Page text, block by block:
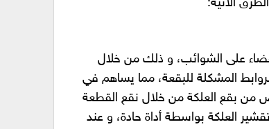
الآتية:
على الشوائب، و ذلك من خلال
المشكلة للبقعة، مما يساهم في
من بقع العلكة من خلال نقع القطعة
العلكة بواسطة أداة حادة، و عند